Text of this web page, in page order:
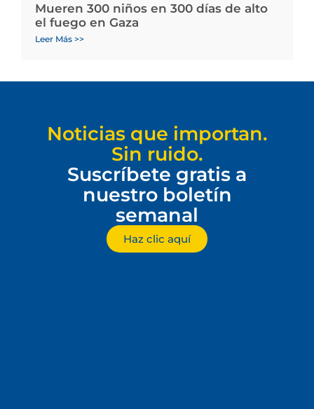
Mueren 300 niños en 300 días de alto
el fuego en Gaza
Leer Más >>
Noticias que importan.
Sin ruido.
Suscríbete gratis a
nuestro boletín
semanal
Haz clic aquí